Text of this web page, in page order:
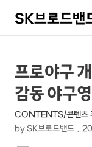
SK브로드밴
상
세
컨
텐
츠
본
문
제
목
프로야구
감동 야구
CONTENTS/콘텐츠
by SK브로드밴드